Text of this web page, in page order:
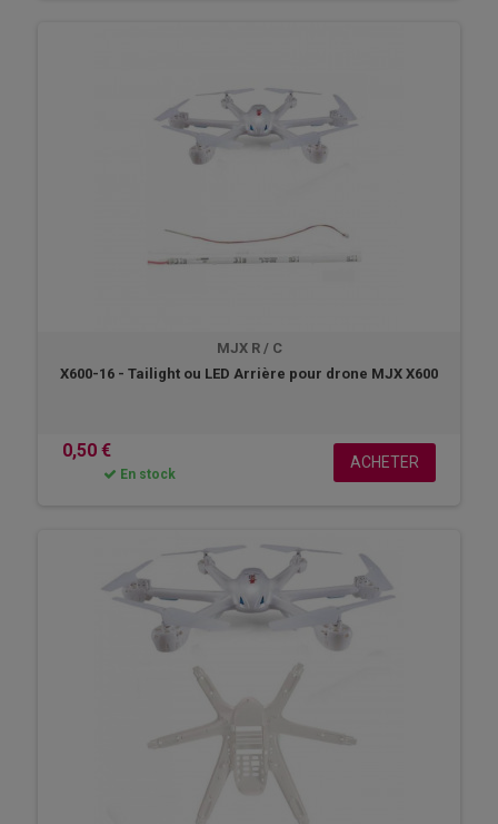
MJX R / C
X600-16 - Tailight ou LED Arrière pour drone MJX X600
0,50 €
En stock
ACHETER